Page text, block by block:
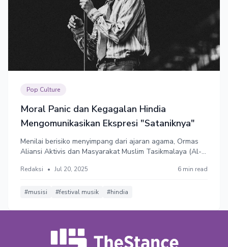
Pop Culture
Moral Panic dan Kegagalan Hindia
Mengomunikasikan Ekspresi "Sataniknya"
Menilai berisiko menyimpang dari ajaran agama, Ormas
Aliansi Aktivis dan Masyarakat Muslim Tasikmalaya (Al-
Baskara Putra. Hindia membantah tudingan sebagai
hanyalah ekspresi estetika.
Redaksi • Jul 20, 2025 6 min read
#musisi #festival musik #hindia